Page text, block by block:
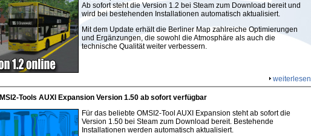
Ab sofort steht die Version 1.2 bei Steam zum Download bereit und
wird bei bestehenden Installationen automatisch aktualisiert.
Mit dem Update erhält die Berliner Map zahlreiche Optimierungen
und Ergänzungen, die sowohl die Atmosphäre als auch die
technische Qualität weiter verbessern.
weiterlesen
Tools AUXI Expansion Version 1.50 ab sofort verfügbar
Für das beliebte OMSI2-Tool AUXI Expansion steht ab sofort die
Version 1.50 bei Steam zum Download bereit. Bestehende
Installationen werden automatisch aktualisiert.